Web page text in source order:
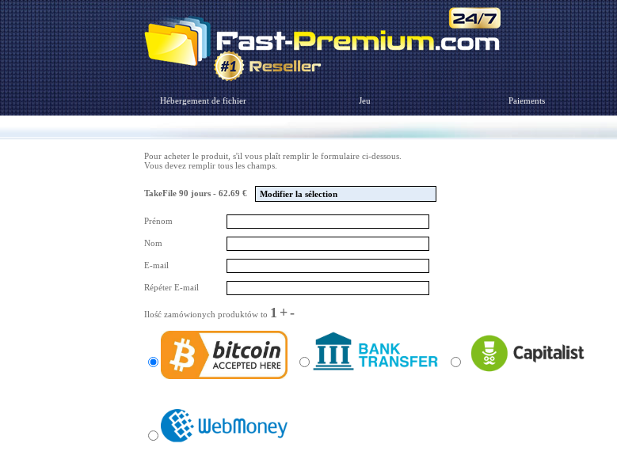
Hébergement de fichier Jeu Paiements
Pour acheter le produit, s'il vous plaît remplir le formulaire ci-dessous.
Vous devez remplir tous les champs.
TakeFile 90 jours - 62.69 € Modifier la sélection
Prénom
Nom
E-mail
Répéter E-mail
Ilość zamówionych produktów to 1 +-